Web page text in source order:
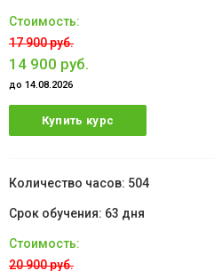
17 900 руб.
14 900 руб.
до 14.08.2026
Купить курс
504
63 дня
20 900 руб.